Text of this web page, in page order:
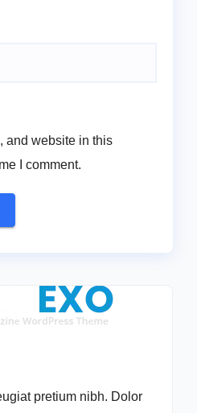
and website in this
I comment.
pretium nibh. Dolor